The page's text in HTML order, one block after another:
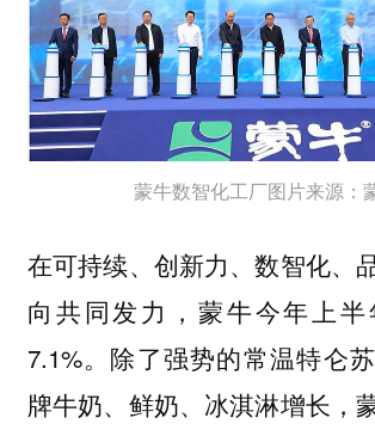
蒙牛数智化工厂图片来源：
在可持续、创新力、数智化、
向共同发力，蒙牛今年上
7.1%。除了强势的常温特仑
牌牛奶、鲜奶、冰淇淋增长，